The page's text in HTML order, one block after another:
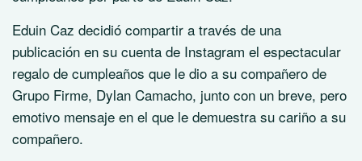
Eduin Caz decidió compartir a través de una
publicación en su cuenta de Instagram el espectacular
regalo de cumpleaños que le dio a su compañero de
Grupo Firme, Dylan Camacho, junto con un breve, pero
emotivo mensaje en el que le demuestra su cariño a su
compañero.